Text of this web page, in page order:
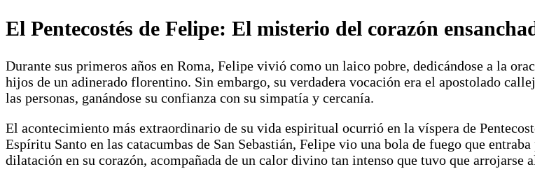
El Pentecostés de Felipe: El misterio del corazón
Durante sus primeros años en Roma, Felipe vivió como un laico pobre, dedicándose a la
hijos de un adinerado florentino. Sin embargo, su verdadera vocación era el apostolado
las personas, ganándose su confianza con su simpatía y cercanía.
El acontecimiento más extraordinario de su vida espiritual ocurrió en la víspera de
Espíritu Santo en las catacumbas de San Sebastián, Felipe vio una bola de fuego que
dilatación en su corazón, acompañada de un calor divino tan intenso que tuvo que arrojarse